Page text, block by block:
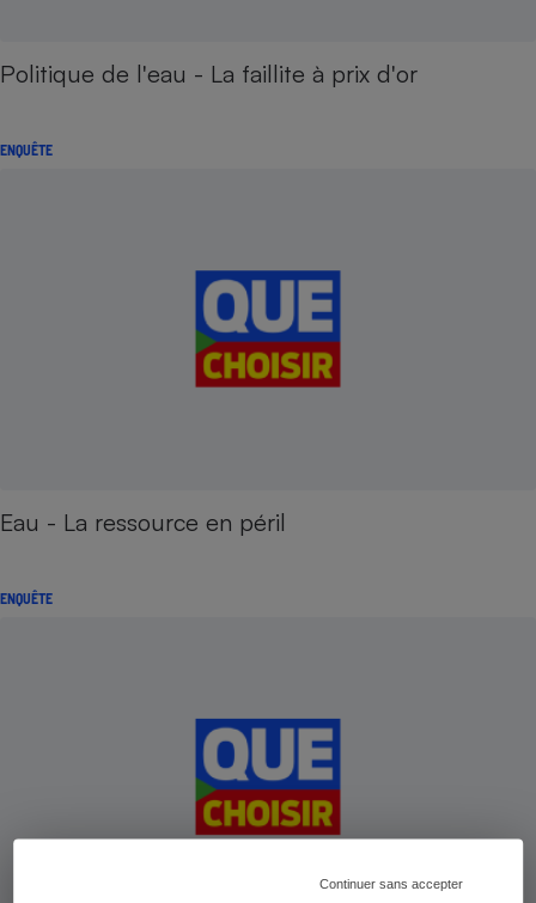
Continuer sans accepter
Politique de l'eau - La faillite à prix d'or
ENQUÊTE
Eau - La ressource en péril
ENQUÊTE